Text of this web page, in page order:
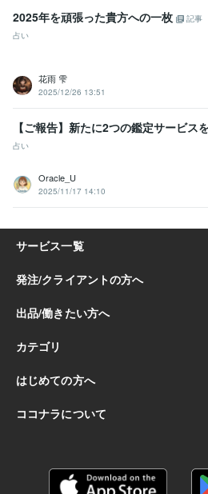
前世占い
守護霊占い 運勢 タロットカー
2025年を頑張った貴方への一枚
記事
占い
花雨 雫
2025/12/26 13:51
【ご報告】新たに2つの鑑定サービス
占い
Oracle_U
2025/11/17 14:10